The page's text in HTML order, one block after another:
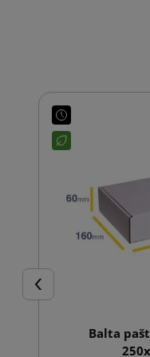
Ankstesnis
Balta